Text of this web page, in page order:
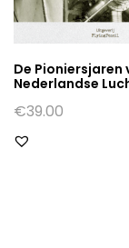
De Pioniersjaren
Nederlandse
€39.00